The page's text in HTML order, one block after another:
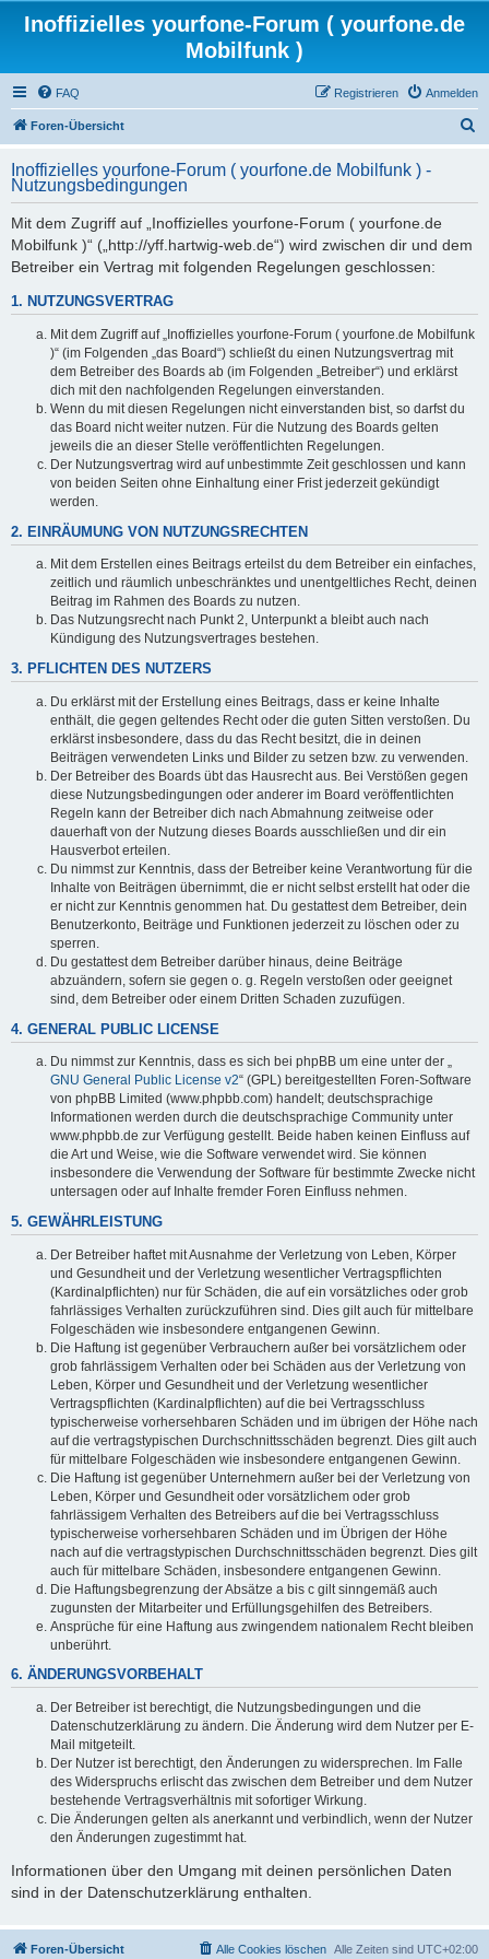
Inoffizielles yourfone-Forum ( yourfone.de
Mobilfunk )
FAQ Anmelden
Registrieren
Foren-Übersicht
h
Inoffizielles yourfone-Forum ( yourfone.de Mobilfunk ) -
Nutzungsbedingungen
Mit dem Zugriff auf „Inoffizielles yourfone-Forum ( yourfone.de
Mobilfunk )“ („http://yff.hartwig-web.de“) wird zwischen dir und dem
Betreiber ein Vertrag mit folgenden Regelungen geschlossen:
1. NUTZUNGSVERTRAG
Mit dem Zugriff auf „Inoffizielles yourfone-Forum ( yourfone.de Mobilfunk
)“ (im Folgenden „das Board“) schließt du einen Nutzungsvertrag mit
dem Betreiber des Boards ab (im Folgenden „Betreiber“) und erklärst
dich mit den nachfolgenden Regelungen einverstanden.
Wenn du mit diesen Regelungen nicht einverstanden bist, so darfst du
das Board nicht weiter nutzen. Für die Nutzung des Boards gelten
jeweils die an dieser Stelle veröffentlichten Regelungen.
Der Nutzungsvertrag wird auf unbestimmte Zeit geschlossen und kann
von beiden Seiten ohne Einhaltung einer Frist jederzeit gekündigt
werden.
2. EINRÄUMUNG VON NUTZUNGSRECHTEN
Mit dem Erstellen eines Beitrags erteilst du dem Betreiber ein einfaches,
zeitlich und räumlich unbeschränktes und unentgeltliches Recht, deinen
Beitrag im Rahmen des Boards zu nutzen.
Das Nutzungsrecht nach Punkt 2, Unterpunkt a bleibt auch nach
Kündigung des Nutzungsvertrages bestehen.
3. PFLICHTEN DES NUTZERS
Du erklärst mit der Erstellung eines Beitrags, dass er keine Inhalte
enthält, die gegen geltendes Recht oder die guten Sitten verstoßen. Du
erklärst insbesondere, dass du das Recht besitzt, die in deinen
Beiträgen verwendeten Links und Bilder zu setzen bzw. zu verwenden.
Der Betreiber des Boards übt das Hausrecht aus. Bei Verstößen gegen
diese Nutzungsbedingungen oder anderer im Board veröffentlichten
Regeln kann der Betreiber dich nach Abmahnung zeitweise oder
dauerhaft von der Nutzung dieses Boards ausschließen und dir ein
Hausverbot erteilen.
Du nimmst zur Kenntnis, dass der Betreiber keine Verantwortung für die
Inhalte von Beiträgen übernimmt, die er nicht selbst erstellt hat oder die
er nicht zur Kenntnis genommen hat. Du gestattest dem Betreiber, dein
Benutzerkonto, Beiträge und Funktionen jederzeit zu löschen oder zu
sperren.
Du gestattest dem Betreiber darüber hinaus, deine Beiträge
abzuändern, sofern sie gegen o. g. Regeln verstoßen oder geeignet
sind, dem Betreiber oder einem Dritten Schaden zuzufügen.
4. GENERAL PUBLIC LICENSE
Du nimmst zur Kenntnis, dass es sich bei phpBB um eine unter der „
GNU General Public License v2“ (GPL) bereitgestellten Foren-Software
von phpBB Limited (www.phpbb.com) handelt; deutschsprachige
Informationen werden durch die deutschsprachige Community unter
www.phpbb.de zur Verfügung gestellt. Beide haben keinen Einfluss auf
die Art und Weise, wie die Software verwendet wird. Sie können
insbesondere die Verwendung der Software für bestimmte Zwecke nicht
untersagen oder auf Inhalte fremder Foren Einfluss nehmen.
5. GEWÄHRLEISTUNG
Der Betreiber haftet mit Ausnahme der Verletzung von Leben, Körper
und Gesundheit und der Verletzung wesentlicher Vertragspflichten
(Kardinalpflichten) nur für Schäden, die auf ein vorsätzliches oder grob
fahrlässiges Verhalten zurückzuführen sind. Dies gilt auch für mittelbare
Folgeschäden wie insbesondere entgangenen Gewinn.
Die Haftung ist gegenüber Verbrauchern außer bei vorsätzlichem oder
grob fahrlässigem Verhalten oder bei Schäden aus der Verletzung von
Leben, Körper und Gesundheit und der Verletzung wesentlicher
Vertragspflichten (Kardinalpflichten) auf die bei Vertragsschluss
typischerweise vorhersehbaren Schäden und im übrigen der Höhe nach
auf die vertragstypischen Durchschnittsschäden begrenzt. Dies gilt auch
für mittelbare Folgeschäden wie insbesondere entgangenen Gewinn.
Die Haftung ist gegenüber Unternehmern außer bei der Verletzung von
Leben, Körper und Gesundheit oder vorsätzlichem oder grob
fahrlässigem Verhalten des Betreibers auf die bei Vertragsschluss
typischerweise vorhersehbaren Schäden und im Übrigen der Höhe
nach auf die vertragstypischen Durchschnittsschäden begrenzt. Dies gilt
auch für mittelbare Schäden, insbesondere entgangenen Gewinn.
Die Haftungsbegrenzung der Absätze a bis c gilt sinngemäß auch
zugunsten der Mitarbeiter und Erfüllungsgehilfen des Betreibers.
Ansprüche für eine Haftung aus zwingendem nationalem Recht bleiben
unberührt.
6. ÄNDERUNGSVORBEHALT
Der Betreiber ist berechtigt, die Nutzungsbedingungen und die
Datenschutzerklärung zu ändern. Die Änderung wird dem Nutzer per E-
Mail mitgeteilt.
Der Nutzer ist berechtigt, den Änderungen zu widersprechen. Im Falle
des Widerspruchs erlischt das zwischen dem Betreiber und dem Nutzer
bestehende Vertragsverhältnis mit sofortiger Wirkung.
Die Änderungen gelten als anerkannt und verbindlich, wenn der Nutzer
den Änderungen zugestimmt hat.
Informationen über den Umgang mit deinen persönlichen Daten
sind in der Datenschutzerklärung enthalten.
Foren-Übersicht Alle Zeiten sind UTC+02:00
Alle Cookies löschen